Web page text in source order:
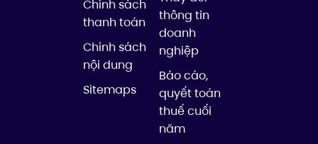
Chính sách
thanh toán
Chính sách
nội dung
Sitemaps
thông tin
doanh
nghiệp
Báo cáo,
quyết toán
thuế cuối
năm